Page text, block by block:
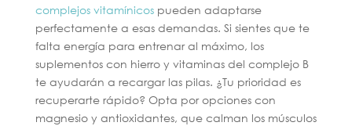
complejos vitamínicospueden adaptarse
perfectamente a esas demandas. Si sientes que te
falta energía para entrenar al máximo, los
suplementos con hierro y vitaminas del complejo B
te ayudarán a recargar las pilas. ¿Tu prioridad es
recuperarte rápido? Opta por opciones con
magnesio y antioxidantes, que calman los músculos